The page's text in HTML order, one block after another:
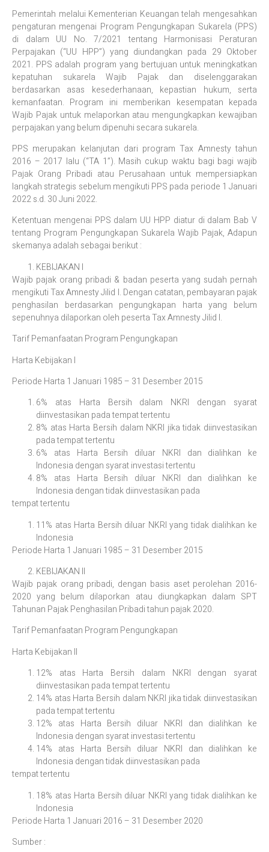
Pemerintah melalui Kementerian Keuangan telah mengesahkan
pengaturan mengenai Program Pengungkapan Sukarela (PPS)
di dalam UU No. 7/2021 tentang Harmonisasi Peraturan
Perpajakan (“UU HPP”) yang diundangkan pada 29 Oktober
2021. PPS adalah program yang bertujuan untuk meningkatkan
kepatuhan sukarela Wajib Pajak dan diselenggarakan
berdasarkan asas kesederhanaan, kepastian hukum, serta
kemanfaatan. Program ini memberikan kesempatan kepada
Wajib Pajak untuk melaporkan atau mengungkapkan kewajiban
perpajakan yang belum dipenuhi secara sukarela.
PPS merupakan kelanjutan dari program Tax Amnesty tahun
2016 – 2017 lalu (“TA 1”). Masih cukup waktu bagi bagi wajib
Pajak Orang Pribadi atau Perusahaan untuk mempersiapkan
langkah strategis sebelum mengikuti PPS pada periode 1 Januari
2022 s.d. 30 Juni 2022.
Ketentuan mengenai PPS dalam UU HPP diatur di dalam Bab V
tentang Program Pengungkapan Sukarela Wajib Pajak, Adapun
skemanya adalah sebagai berikut :
KEBIJAKAN I
Wajib pajak orang pribadi & badan peserta yang sudah pernah
mengikuti Tax Amnesty Jilid I. Dengan catatan, pembayaran pajak
penghasilan berdasarkan pengungkapan harta yang belum
sepenuhnya dilaporkan oleh peserta Tax Amnesty Jilid I.
Tarif Pemanfaatan Program Pengungkapan
Harta Kebijakan I
Periode Harta 1 Januari 1985 – 31 Desember 2015
6% atas Harta Bersih dalam NKRI dengan syarat
diinvestasikan pada tempat tertentu
8% atas Harta Bersih dalam NKRI jika tidak diinvestasikan
pada tempat tertentu
6% atas Harta Bersih diluar NKRI dan dialihkan ke
Indonesia dengan syarat investasi tertentu
8% atas Harta Bersih diluar NKRI dan dialihkan ke
Indonesia dengan tidak diinvestasikan pada
tempat tertentu
11% atas Harta Bersih diluar NKRI yang tidak dialihkan ke
Indonesia
Periode Harta 1 Januari 1985 – 31 Desember 2015
KEBIJAKAN II
Wajib pajak orang pribadi, dengan basis aset perolehan 2016-
2020 yang belum dilaporkan atau diungkapkan dalam SPT
Tahunan Pajak Penghasilan Pribadi tahun pajak 2020.
Tarif Pemanfaatan Program Pengungkapan
Harta Kebijakan II
12% atas Harta Bersih dalam NKRI dengan syarat
diinvestasikan pada tempat tertentu
14% atas Harta Bersih dalam NKRI jika tidak diinvestasikan
pada tempat tertentu
12% atas Harta Bersih diluar NKRI dan dialihkan ke
Indonesia dengan syarat investasi tertentu
14% atas Harta Bersih diluar NKRI dan dialihkan ke
Indonesia dengan tidak diinvestasikan pada
tempat tertentu
18% atas Harta Bersih diluar NKRI yang tidak dialihkan ke
Indonesia
Periode Harta 1 Januari 2016 – 31 Desember 2020
Sumber :